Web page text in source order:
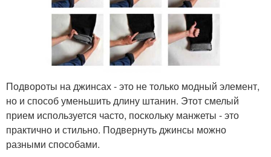
Подвороты на джинсах - это не только модный элемент,
но и способ уменьшить длину штанин. Этот смелый
прием используется часто, поскольку манжеты - это
практично и стильно. Подвернуть джинсы можно
разными способами.